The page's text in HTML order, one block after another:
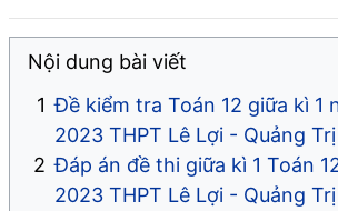
Nội dung bài viết
Đề kiểm tra Toán 12 giữa kì 1
2023 THPT Lê Lợi - Quảng Trị
Đáp án đề thi giữa kì 1 Toán
2023 THPT Lê Lợi - Quảng Trị